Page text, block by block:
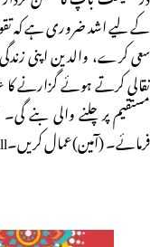
کے لیے اشد ضروری ہے کہ
سعی کرے، والدین اپنی
نقالی کرتے ہوئے گزارنے کا
مستقیم پر چلنے والی بنے
فرمائے۔ (آمین)عمال کریں۔lll